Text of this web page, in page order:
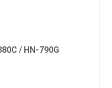
/ HN-790G